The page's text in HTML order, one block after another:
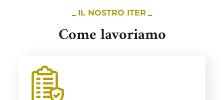
IL NOSTRO ITER
Come lavoriamo